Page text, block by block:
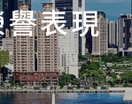
譽表現